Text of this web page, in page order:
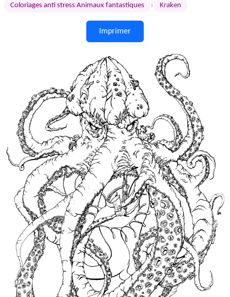
Coloriages anti stress Animaux fantastiques › Kraken
Imprimer